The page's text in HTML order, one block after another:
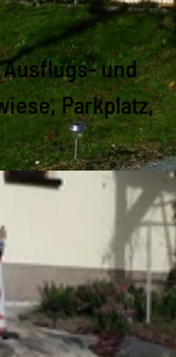
Fam. Rogalski | CC-BY-SA
und
Parkplatz,